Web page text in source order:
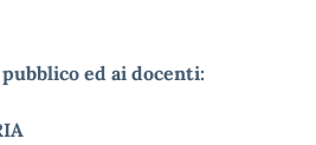
ed ai docenti: